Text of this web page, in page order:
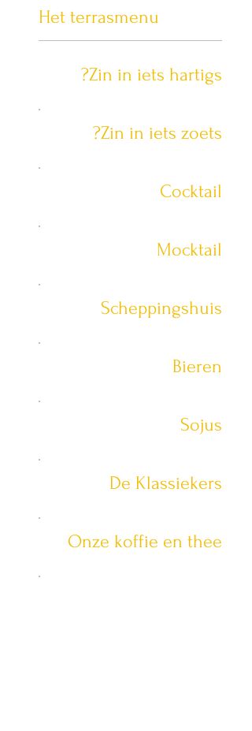
Het terrasmenu
Zin in iets hartigs?
Zin in iets zoets?
Cocktail
Mocktail
Scheppingshuis
Bieren
Sojus
De Klassiekers
Onze koffie en thee